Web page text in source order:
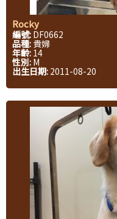
Rocky
編號: DF0662
品種: 貴婦
年齡: 14
性別: M
出生日期: 2011-08-20